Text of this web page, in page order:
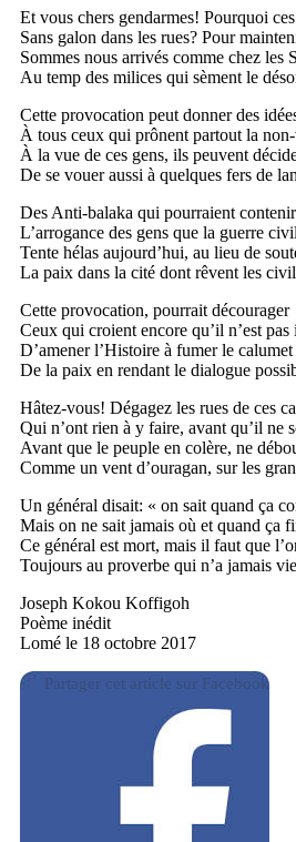
Et vous chers gendarmes! Pourquoi
Sans galon dans les rues? Pour
Sommes nous arrivés comme chez les
Au temp des milices qui sèment le
Cette provocation peut donner des
À tous ceux qui prônent partout la
À la vue de ces gens, ils peuvent
De se vouer aussi à quelques fers de
Des Anti-balaka qui pourraient contenir
L’arrogance des gens que la guerre
Tente hélas aujourd’hui, au lieu de
La paix dans la cité dont rêvent les
Cette provocation, pourrait décourager
Ceux qui croient encore qu’il n’est pas
D’amener l’Histoire à fumer le calumet
De la paix en rendant le dialogue
Hâtez-vous! Dégagez les rues de ces
Qui n’ont rien à y faire, avant qu’il ne
Avant que le peuple en colère, ne
Comme un vent d’ouragan, sur les
Un général disait: « on sait quand ça
Mais on ne sait jamais où et quand ça
Ce général est mort, mais il faut que
Toujours au proverbe qui n’a jamais
Joseph Kokou Koffigoh
Poème inédit
Lomé le 18 octobre 2017
Partager cet article sur Facebook